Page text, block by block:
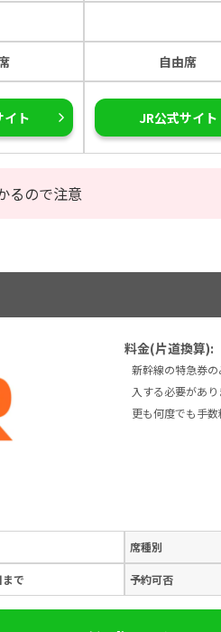
自由席
イト JR公式サイト
るので注意
料金(片道換算):
新幹線の特急券
入する必要があ
更も何度でも手数
席種別
で 予約可否